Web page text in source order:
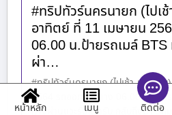
#ทริปทัวร์นครนายก (ไปเ
อาทิตย์ ที่ 11 เมษายน
06.00 น.ป้ายรถเมล์
ผ่า…
#ทริปทัวร์นครนายก (ไปเช้า-เย็นกลั
2564 รถออกเดินทาง 06.00 น.ป้ายร
ทางผ่านแวะรับได้ครับ กลับถึงBTS
หน้าหลัก เมนู ติดต่อ